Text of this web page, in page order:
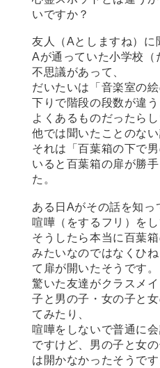
いですか？
友人（Aとしますね）に
Aが通っていた小学校（
不思議があって、
だいたいは「音楽室の
下りで階段の段数が違
よくあるものだったら
他では聞いたことのない
それは「百葉箱の下で
いると百葉箱の扉が勝
た。
ある日Aがその話を知
喧嘩（をするフリ）を
そうしたら本当に百葉
みたいなのではなくひ
て扉が開いたそうです。
驚いた友達がクラスメ
子と男の子・女の子と
てみたり、
喧嘩をしないで普通に
ですけど、男の子と女
は開かなかったそうです